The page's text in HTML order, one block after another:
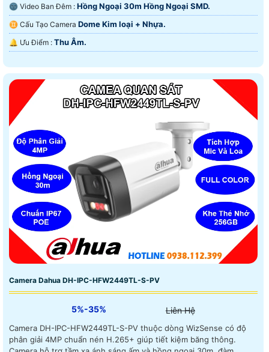
🌚 Video Ban Đêm : Hồng Ngoại 30m Hồng Ngoại SMD.
♊ Cấu Tạo Camera Dome Kim loại + Nhựa.
️🔔 Ưu Điểm : Thu Âm.
Camera Dahua DH-IPC-HFW2449TL-S-PV
5%-35% Liên Hệ
Camera DH-IPC-HFW2449TL-S-PV thuộc dòng WizSense có độ
phân giải 4MP chuẩn nén H.265+ giúp tiết kiệm băng thông.